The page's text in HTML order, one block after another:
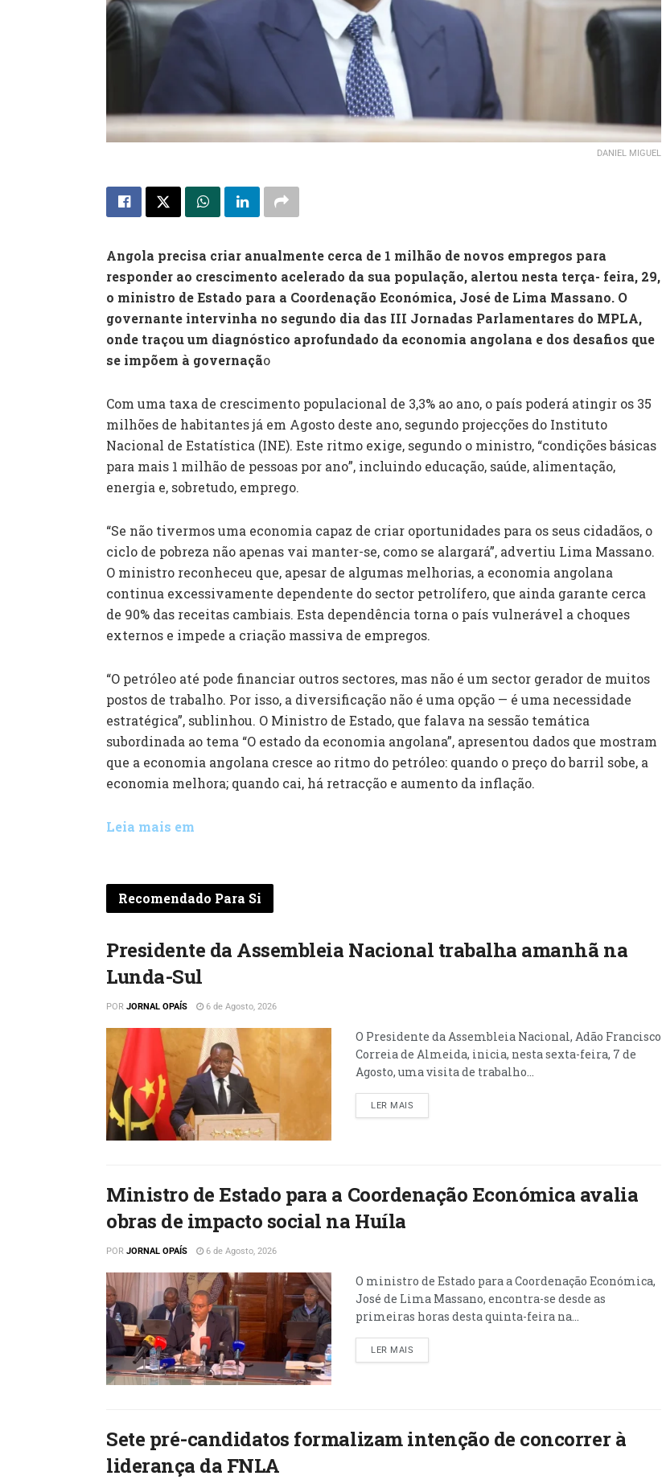
DANIEL MIGUEL
Angola precisa criar anualmente cerca de 1 milhão de novos empregos para
responder ao crescimento acelerado da sua população, alertou nesta terça- feira, 29,
o ministro de Estado para a Coordenação Económica, José de Lima Massano. O
governante intervinha no segundo dia das III Jornadas Parlamentares do MPLA,
onde traçou um diagnóstico aprofundado da economia angolana e dos desafios que
se impõem à governação
Com uma taxa de crescimento populacional de 3,3% ao ano, o país poderá atingir os 35
milhões de habitantes já em Agosto deste ano, segundo projecções do Instituto
Nacional de Estatística (INE). Este ritmo exige, segundo o ministro, “condições básicas
para mais 1 milhão de pessoas por ano”, incluindo educação, saúde, alimentação,
energia e, sobretudo, emprego.
“Se não tivermos uma economia capaz de criar oportunidades para os seus cidadãos, o
ciclo de pobreza não apenas vai manter-se, como se alargará”, advertiu Lima Massano.
O ministro reconheceu que, apesar de algumas melhorias, a economia angolana
continua excessivamente dependente do sector petrolífero, que ainda garante cerca
de 90% das receitas cambiais. Esta dependência torna o país vulnerável a choques
externos e impede a criação massiva de empregos.
“O petróleo até pode financiar outros sectores, mas não é um sector gerador de muitos
postos de trabalho. Por isso, a diversificação não é uma opção — é uma necessidade
estratégica”, sublinhou. O Ministro de Estado, que falava na sessão temática
subordinada ao tema “O estado da economia angolana”, apresentou dados que mostram
que a economia angolana cresce ao ritmo do petróleo: quando o preço do barril sobe, a
economia melhora; quando cai, há retracção e aumento da inflação.
Leia mais em
Recomendado Para Si
Presidente da Assembleia Nacional trabalha amanhã na
Lunda-Sul
POR JORNAL OPAÍS 6 de Agosto, 2026
O Presidente da Assembleia Nacional, Adão Francisco
Correia de Almeida, inicia, nesta sexta-feira, 7 de
Agosto, uma visita de trabalho...
LER MAIS
Ministro de Estado para a Coordenação Económica avalia
obras de impacto social na Huíla
POR JORNAL OPAÍS 6 de Agosto, 2026
O ministro de Estado para a Coordenação Económica,
José de Lima Massano, encontra-se desde as
primeiras horas desta quinta-feira na...
LER MAIS
Sete pré-candidatos formalizam intenção de concorrer à
liderança da FNLA